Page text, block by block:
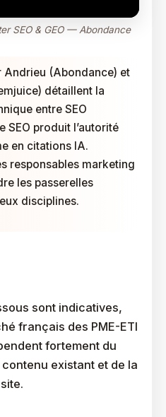
SEO & GEO — Abondance
Andrieu (Abondance) et
détaillent la
entre SEO
SEO produit l’autorité
en citations IA.
responsables marketing
les passerelles
disciplines.
sont indicatives,
français des PME-ETI
fortement du
existant et de la